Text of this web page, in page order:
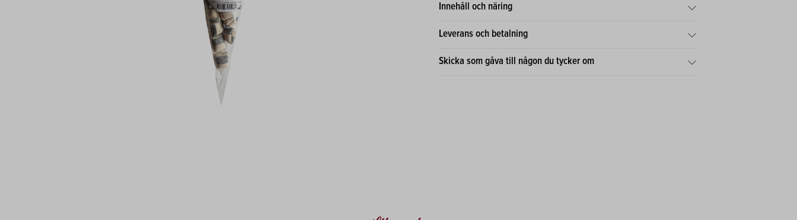
Innehåll och näring
Leverans och betalning
Skicka som gåva till någon du tycker om